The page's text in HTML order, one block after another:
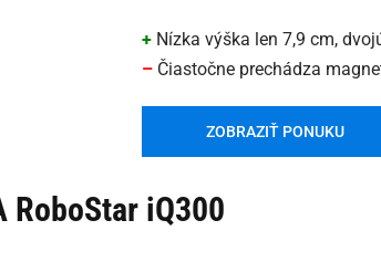
+ Nízka výška len 7,9 cm,
– Čiastočne prechádza
ZOBRAZIŤ PONUKU
RoboStar iQ300